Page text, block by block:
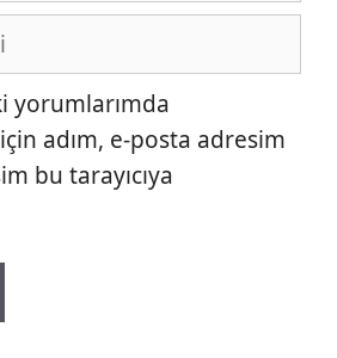
yorumlarımda
adım, e-posta adresim
bu tarayıcıya